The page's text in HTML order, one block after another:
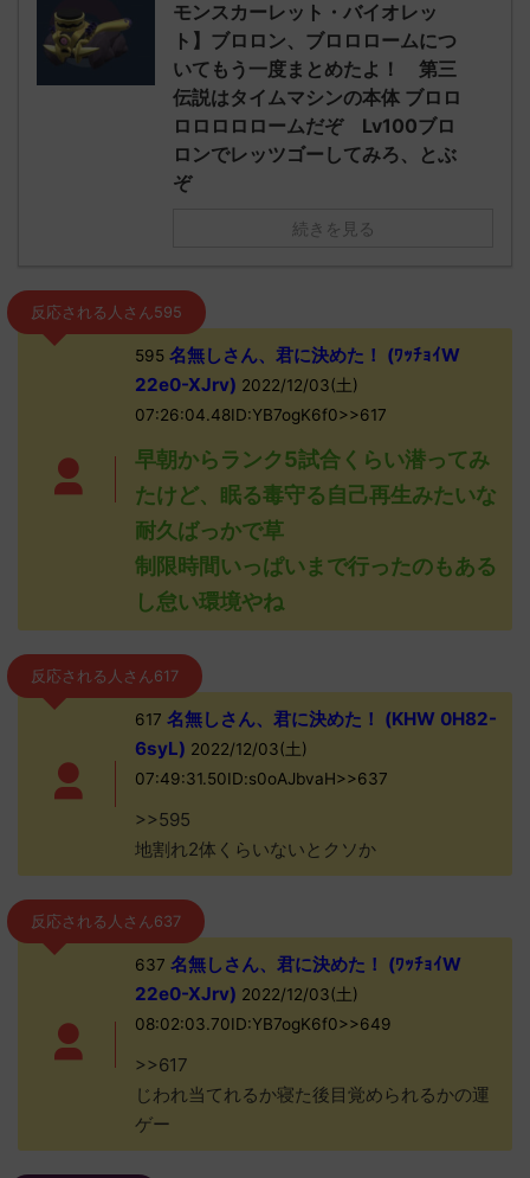
モンスカーレット・バイオレッ
ト】ブロロン、ブロロロームにつ
いてもう一度まとめたよ！ 第三
伝説はタイムマシンの本体 ブロロ
ロロロロロームだぞ Lv100ブロ
ロンでレッツゴーしてみろ、とぶ
ぞ
続きを見る
反応される人さん595
595名無しさん、君に決めた！ (ﾜｯﾁｮｲW
22e0-XJrv) 2022/12/03(土)
07:26:04.48ID:YB7ogK6f0>>617
早朝からランク5試合くらい潜ってみ
たけど、眠る毒守る自己再生みたいな
耐久ばっかで草
制限時間いっぱいまで行ったのもある
し怠い環境やね
反応される人さん617
617 名無しさん、君に決めた！ (KHW 0H82-
6syL) 2022/12/03(土)
07:49:31.50ID:s0oAJbvaH>>637
>>595
地割れ2体くらいないとクソか
反応される人さん637
637 名無しさん、君に決めた！ (ﾜｯﾁｮｲW
22e0-XJrv) 2022/12/03(土)
08:02:03.70ID:YB7ogK6f0>>649
>>617
じわれ当てれるか寝た後目覚められるかの運
ゲー